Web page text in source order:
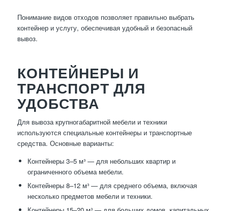
Понимание видов отходов позволяет правильно выбрать
контейнер и услугу, обеспечивая удобный и безопасный
вывоз.
КОНТЕЙНЕРЫ И
ТРАНСПОРТ ДЛЯ
УДОБСТВА
Для вывоза крупногабаритной мебели и техники
используются специальные контейнеры и транспортные
средства. Основные варианты:
Контейнеры 3–5 м³ — для небольших квартир и
ограниченного объема мебели.
Контейнеры 8–12 м³ — для среднего объема, включая
несколько предметов мебели и техники.